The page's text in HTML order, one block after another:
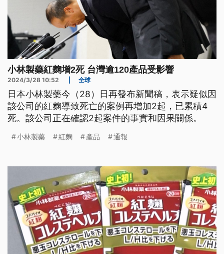
小林製藥紅麴增2死 台灣逾120產品受影響
2024/3/28 10:52 全球
日本小林製藥今（28）日再發布新聞稿，表示疑似因
該公司的紅麴導致死亡的案例再增加2起，已累積4
死。該公司正在確認2起案件的事實和因果關係。
小林製藥 紅麴 產品 通報